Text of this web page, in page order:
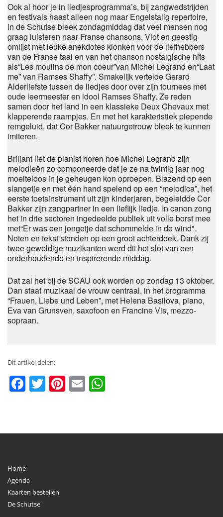
Ook al hoor je in liedjesprogramma’s, bij zangwedstrijden
en festivals haast alleen nog maar Engelstalig repertoire,
in de Schutse bleek zondagmiddag dat veel mensen nog
graag luisteren naar Franse chansons. Vlot en geestig
omlijst met leuke anekdotes klonken voor de liefhebbers
van de Franse taal en van het chanson nostalgische hits
als“Les moulins de mon coeur”van Michel Legrand en“Laat
me” van Ramses Shaffy”. Smakelijk vertelde Gerard
Alderliefste tussen de liedjes door over zijn tournees met
oude leermeester en idool Ramses Shaffy. Ze reden
samen door het land in een klassieke Deux Chevaux met
klapperende raampjes. En met het karakteristiek piepende
remgeluid, dat Cor Bakker natuurgetrouw bleek te kunnen
imiteren.
Briljant liet de pianist horen hoe Michel Legrand zijn
melodieën zo componeerde dat je ze na twintig jaar nog
moeiteloos in je geheugen kon oproepen. Blazend op een
slangetje en met één hand spelend op een “melodica”, het
eerste toetsinstrument uit zijn kinderjaren, begeleidde Cor
Bakker zijn zangpartner in een lieflijk liedje. In canon zong
het in drie sectoren ingedeelde publiek uit volle borst mee
met“Er was een jongetje dat schommelde in de wind”.
Noten en tekst stonden op een groot achterdoek. Dank zij
twee geweldige muzikanten werd dit het slot van een
onderhoudende en inspirerende middag.
Dat zal het bij de SCAU ook worden op zondag 13 oktober.
Dan staat muzikaal de vrouw centraal, in het programma
“Frauen, Liebe und Leben”, met Helena Basilova, piano,
Eva van Grunsven, saxofoon en Francine Vis, mezzo-
sopraan.
Dit artikel delen:
Facebook
Twitter
Pinterest
Email
Home
Agenda
Kaarten bestellen
De Schutse